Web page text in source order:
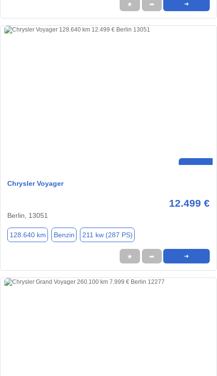
★ ➦ ➜
Chrysler Voyager
12.499 €
Berlin, 13051
128.640 km Benzin 211 kw (287 PS)
★ ➦ ➜